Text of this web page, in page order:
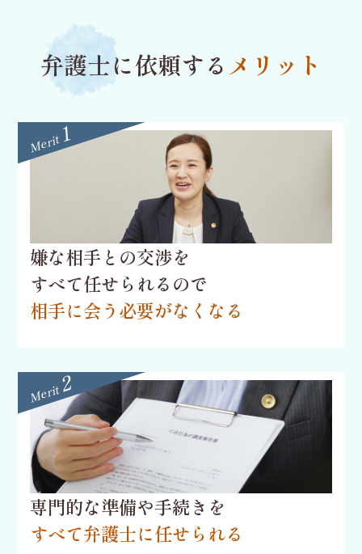
弁護士に依頼する メリット
Merit1
嫌な相手との交渉を
すべて任せられるので
相手に会う必要がなくなる
Merit2
専門的な準備や手続きを
すべて弁護士に任せられる